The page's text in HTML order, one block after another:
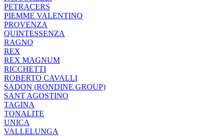
PETRACERS
PIEMME VALENTINO
PROVENZA
QUINTESSENZA
RAGNO
REX
REX MAGNUM
RICCHETTI
ROBERTO CAVALLI
SADON (RONDINE GROUP)
SANT AGOSTINO
TAGINA
TONALITE
UNICA
VALLELUNGA